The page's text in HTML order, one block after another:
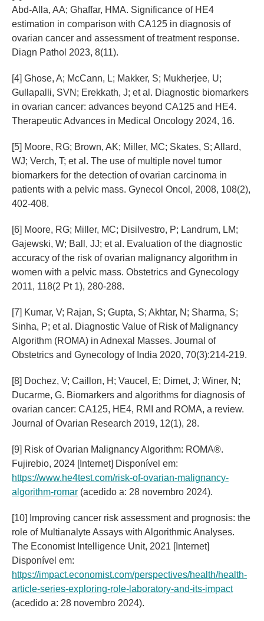
Abd-Alla, AA; Ghaffar, HMA. Significance of HE4
estimation in comparison with CA125 in diagnosis of
ovarian cancer and assessment of treatment response.
Diagn Pathol 2023, 8(11).
[4] Ghose, A; McCann, L; Makker, S; Mukherjee, U;
Gullapalli, SVN; Erekkath, J; et al. Diagnostic biomarkers
in ovarian cancer: advances beyond CA125 and HE4.
Therapeutic Advances in Medical Oncology 2024, 16.
[5] Moore, RG; Brown, AK; Miller, MC; Skates, S; Allard,
WJ; Verch, T; et al. The use of multiple novel tumor
biomarkers for the detection of ovarian carcinoma in
patients with a pelvic mass. Gynecol Oncol, 2008, 108(2),
402-408.
[6] Moore, RG; Miller, MC; Disilvestro, P; Landrum, LM;
Gajewski, W; Ball, JJ; et al. Evaluation of the diagnostic
accuracy of the risk of ovarian malignancy algorithm in
women with a pelvic mass. Obstetrics and Gynecology
2011, 118(2 Pt 1), 280-288.
[7] Kumar, V; Rajan, S; Gupta, S; Akhtar, N; Sharma, S;
Sinha, P; et al. Diagnostic Value of Risk of Malignancy
Algorithm (ROMA) in Adnexal Masses. Journal of
Obstetrics and Gynecology of India 2020, 70(3):214-219.
[8] Dochez, V; Caillon, H; Vaucel, E; Dimet, J; Winer, N;
Ducarme, G. Biomarkers and algorithms for diagnosis of
ovarian cancer: CA125, HE4, RMI and ROMA, a review.
Journal of Ovarian Research 2019, 12(1), 28.
[9] Risk of Ovarian Malignancy Algorithm: ROMA®.
Fujirebio, 2024 [Internet] Disponível em:
https://www.he4test.com/risk-of-ovarian-malignancy-
algorithm-romar(acedido a: 28 novembro 2024).
[10] Improving cancer risk assessment and prognosis: the
role of Multianalyte Assays with Algorithmic Analyses.
The Economist Intelligence Unit, 2021 [Internet]
Disponível em:
https://impact.economist.com/perspectives/health/health-
article-series-exploring-role-laboratory-and-its-impact
(acedido a: 28 novembro 2024).